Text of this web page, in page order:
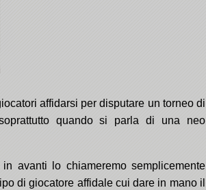
affidarsi per disputare un torneo di
quando si parla di una neo
avanti lo chiameremo semplicemente
di giocatore affidale cui dare in mano il